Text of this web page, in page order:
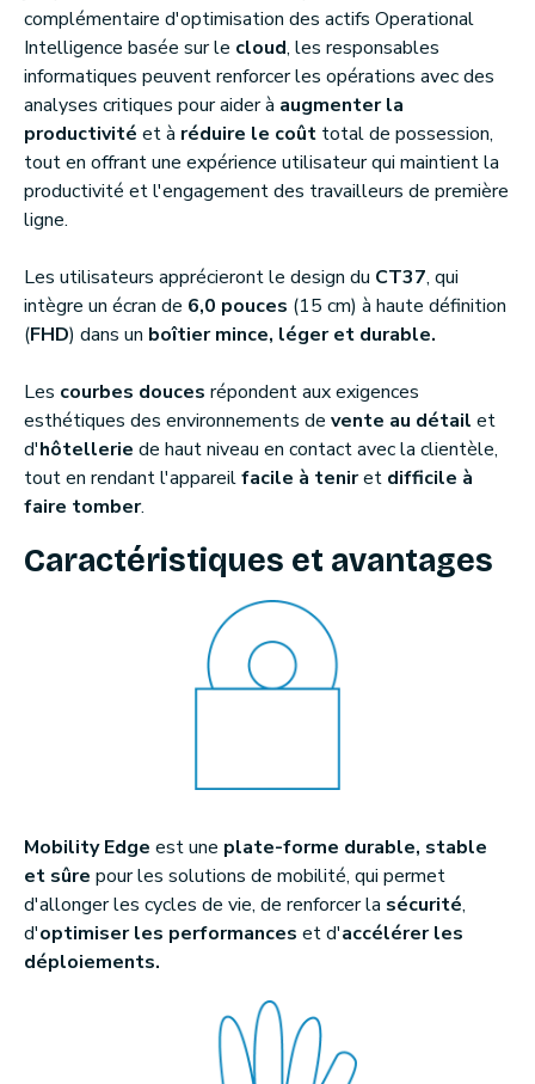
complémentaire d'optimisation des actifs Operational
Intelligence basée sur le cloud, les responsables
informatiques peuvent renforcer les opérations avec des
analyses critiques pour aider à augmenter la
productivité et à réduire le coût total de possession,
tout en offrant une expérience utilisateur qui maintient la
productivité et l'engagement des travailleurs de première
ligne.
Les utilisateurs apprécieront le design du CT37, qui
intègre un écran de 6,0 pouces (15 cm) à haute définition
(FHD) dans un boîtier mince, léger et durable.
Les courbes douces répondent aux exigences
esthétiques des environnements de vente au détail et
d'hôtellerie de haut niveau en contact avec la clientèle,
tout en rendant l'appareilfacile à teniret difficile à
faire tomber.
Caractéristiques et avantages
Mobility Edge est une plate-forme durable, stable
et sûre pour les solutions de mobilité, qui permet
d'allonger les cycles de vie, de renforcer la sécurité,
d'optimiser les performances et d'accélérer les
déploiements.